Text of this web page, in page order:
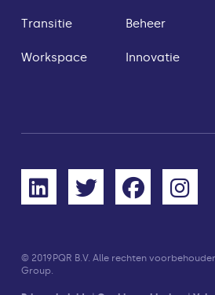
Transitie
Workspace
Beheer
Innovatie
© 2019PQR B.V. Alle rechten
Group.